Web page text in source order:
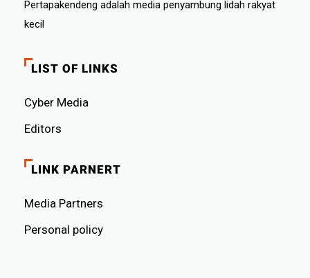
Pertapakendeng adalah media penyambung lidah rakyat
kecil
LIST OF LINKS
Cyber ​​Media
Editors
LINK PARNERT
Media Partners
Personal policy